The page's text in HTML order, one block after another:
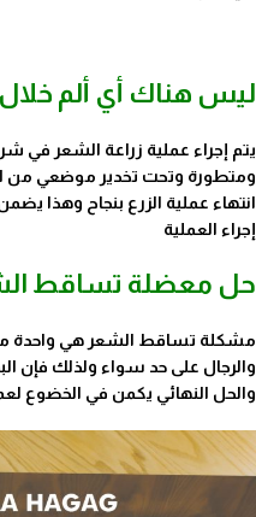
ليس هناك أي ألم خلال
يتم إجراء عملية زراعة الشعر في
ومتطورة وتحت تخدير موضعي من
انتهاء عملية الزرع بنجاح وهذا
إجراء العملية
حل معضلة تساقط
مشكلة تساقط الشعر هي واحدة
والرجال على حد سواء ولذلك فإن
والحل النهائي يكمن في الخضوع